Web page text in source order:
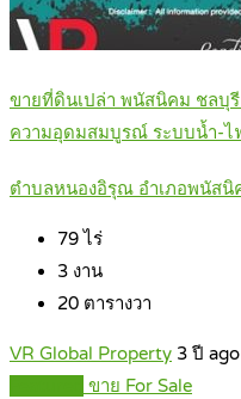
ขายที่ดินเปล่า พนัสนิคม ชลบุ
ความอุดมสมบูรณ์ ระบบน้ำ-ไ
ตำบลหนองอิรุณ อำเภอพนัสนิ
79 ไร่
3 งาน
20 ตารางวา
VR Global Property 3 ปี ago
ขาย For Sale